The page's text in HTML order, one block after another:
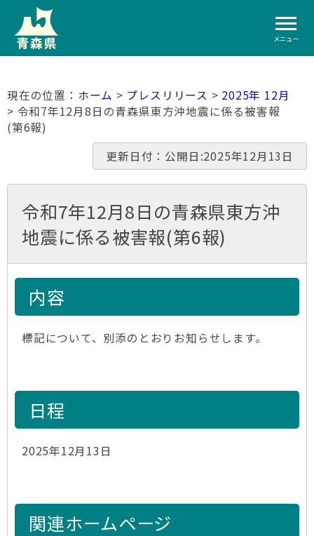
メニュー
ホーム > プレスリリース > 2025年 12月
> 令和7年12月8日の青森県東方沖地震に係る被害報
(第6報)
更新日付：公開日:2025年12月13日
令和7年12月8日の青森県東方沖
地震に係る被害報(第6報)
内容
標記について、別添のとおりお知らせします。
日程
2025年12月13日
関連ホームページ